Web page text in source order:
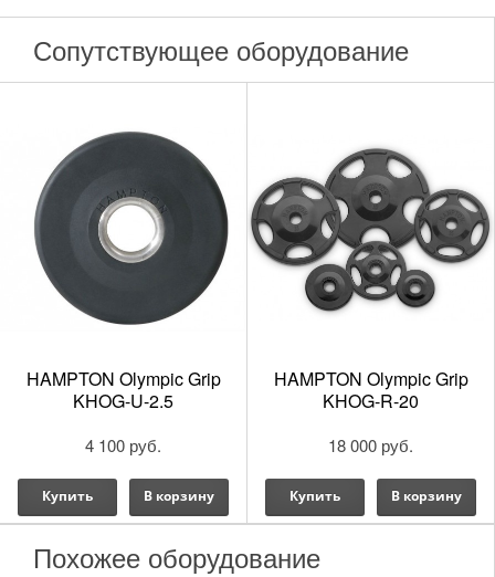
Сопутствующее оборудование
HAMPTON Olympic Grip
KHOG-U-2.5
4 100 руб.
Купить В корзину
HAMPTON Olympic Grip
KHOG-R-20
18 000 руб.
Купить В корзину
Похожее оборудование